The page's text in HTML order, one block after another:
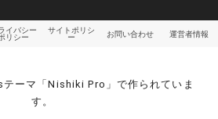
イバシー
リシー
サイトポリシ
ー
お問い合わせ 運営者情報
ーマ「Nishiki Pro」で作られていま
す。